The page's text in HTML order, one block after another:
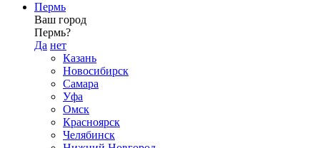
Пермь
Ваш город
Пермь?
Да нет
Казань
Новосибирск
Самара
Уфа
Омск
Красноярск
Челябинск